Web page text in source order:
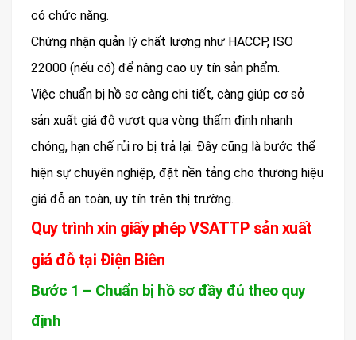
có chức năng.
Chứng nhận quản lý chất lượng như HACCP, ISO
22000 (nếu có) để nâng cao uy tín sản phẩm.
Việc chuẩn bị hồ sơ càng chi tiết, càng giúp cơ sở
sản xuất giá đỗ vượt qua vòng thẩm định nhanh
chóng, hạn chế rủi ro bị trả lại. Đây cũng là bước thể
hiện sự chuyên nghiệp, đặt nền tảng cho thương hiệu
giá đỗ an toàn, uy tín trên thị trường.
Quy trình xin giấy phép VSATTP sản xuất
giá đỗ tại Điện Biên
Bước 1 – Chuẩn bị hồ sơ đầy đủ theo quy
định